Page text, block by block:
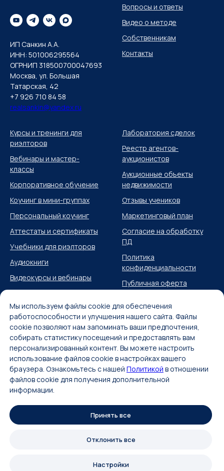
ИП Санкин А.А.
ИНН: 501006295564
ОГРНИП 318500700047693
Москва, ул. Большая
Татарская, 42
+7 926 710 84 58
realsankin@yandex.ru
Вопросы и ответы
Видео о методе
Собственникам
Контакты
Курсы и тренинги для
риэлторов
Вебинары и мастер-
классы
Корпоративное обучение
Коучинг в мини-группах
Персональный коучинг
Аттестаты и сертификаты
Учебники для риэлторов
Аудиокниги
Видеокурсы и вебинары
Лаборатория сделок
Реестр агентов-
аукционистов
Аукционные объекты
недвижимости
Отзывы учеников
Маркетинговый план
Согласие на обработку
ПД
Политика
конфиденциальности
Публичная оферта
ИМ
Карта сайта
Strategit
2023 © Аукционный метод продажи
Санкина
Мы используем файлы cookie для обеспечения
работоспособности и улучшения нашего сайта. Файлы
cookie позволяют нам запоминать ваши предпочтения,
собирать статистику посещений и предоставлять вам
персонализированный контент. Вы можете настроить
использование файлов cookie в настройках вашего
браузера. Ознакомьтесь с нашей Политикой в отношении
файлов cookie для получения дополнительной
информации.
Принять все
Отклонить все
Настройки
Made on Tilda